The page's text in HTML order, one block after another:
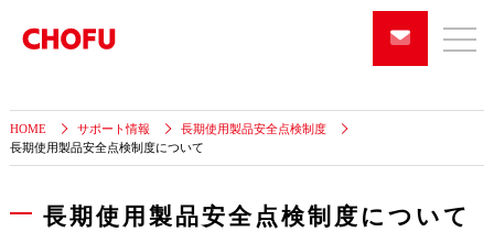
HOME サポート情報
長期使用製品安全点検制度
長期使用製品安全点検制度について
長期使用製品安全点検制度について